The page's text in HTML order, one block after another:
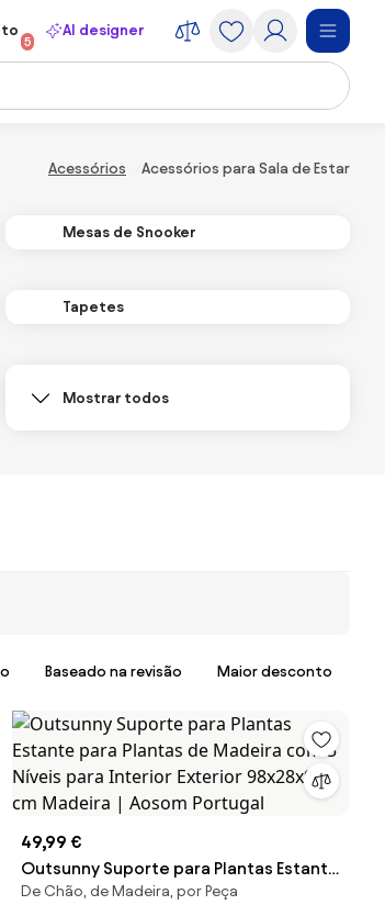
5
AI designer
Acessórios Acessórios para Sala de Estar
Mesas de Snooker
Tapetes
Mostrar todos
Baseado na revisão Maior desconto
49,99 €
Outsunny Suporte para Plantas Estante
para Plantas de Madeira com 5 Níveis
De Chão, de Madeira, por Peça